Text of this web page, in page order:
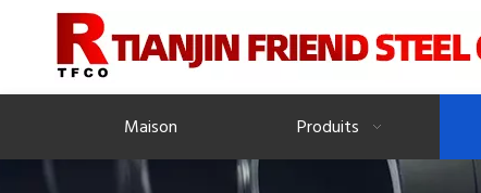
Maison Produits